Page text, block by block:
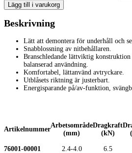
Lägg till i varukorg
Beskrivning
Lätt att demontera för underhåll och
Snabblossning av nitbehållaren.
Branschledande lättviktig
balanserad användning.
Komfortabel, lättanvänd avtryckare.
Utblåsets riktning är justerbart.
Energisparande på/av-funktion,
Artikelnummer
Arbetsområde
(mm)
Dragkraft
(kN)
76001-00001
2.4-4.0 6.5